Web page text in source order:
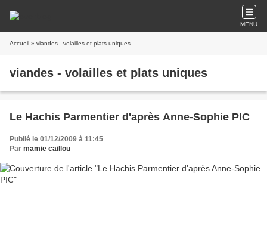
MENU
Accueil » viandes - volailles et plats uniques
viandes - volailles et plats uniques
Le Hachis Parmentier d'après Anne-Sophie PIC
Publié le 01/12/2009 à 11:45
Par mamie caillou